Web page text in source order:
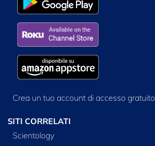
Crea un tuo account di accesso gratuito
SITI CORRELATI
Scientology